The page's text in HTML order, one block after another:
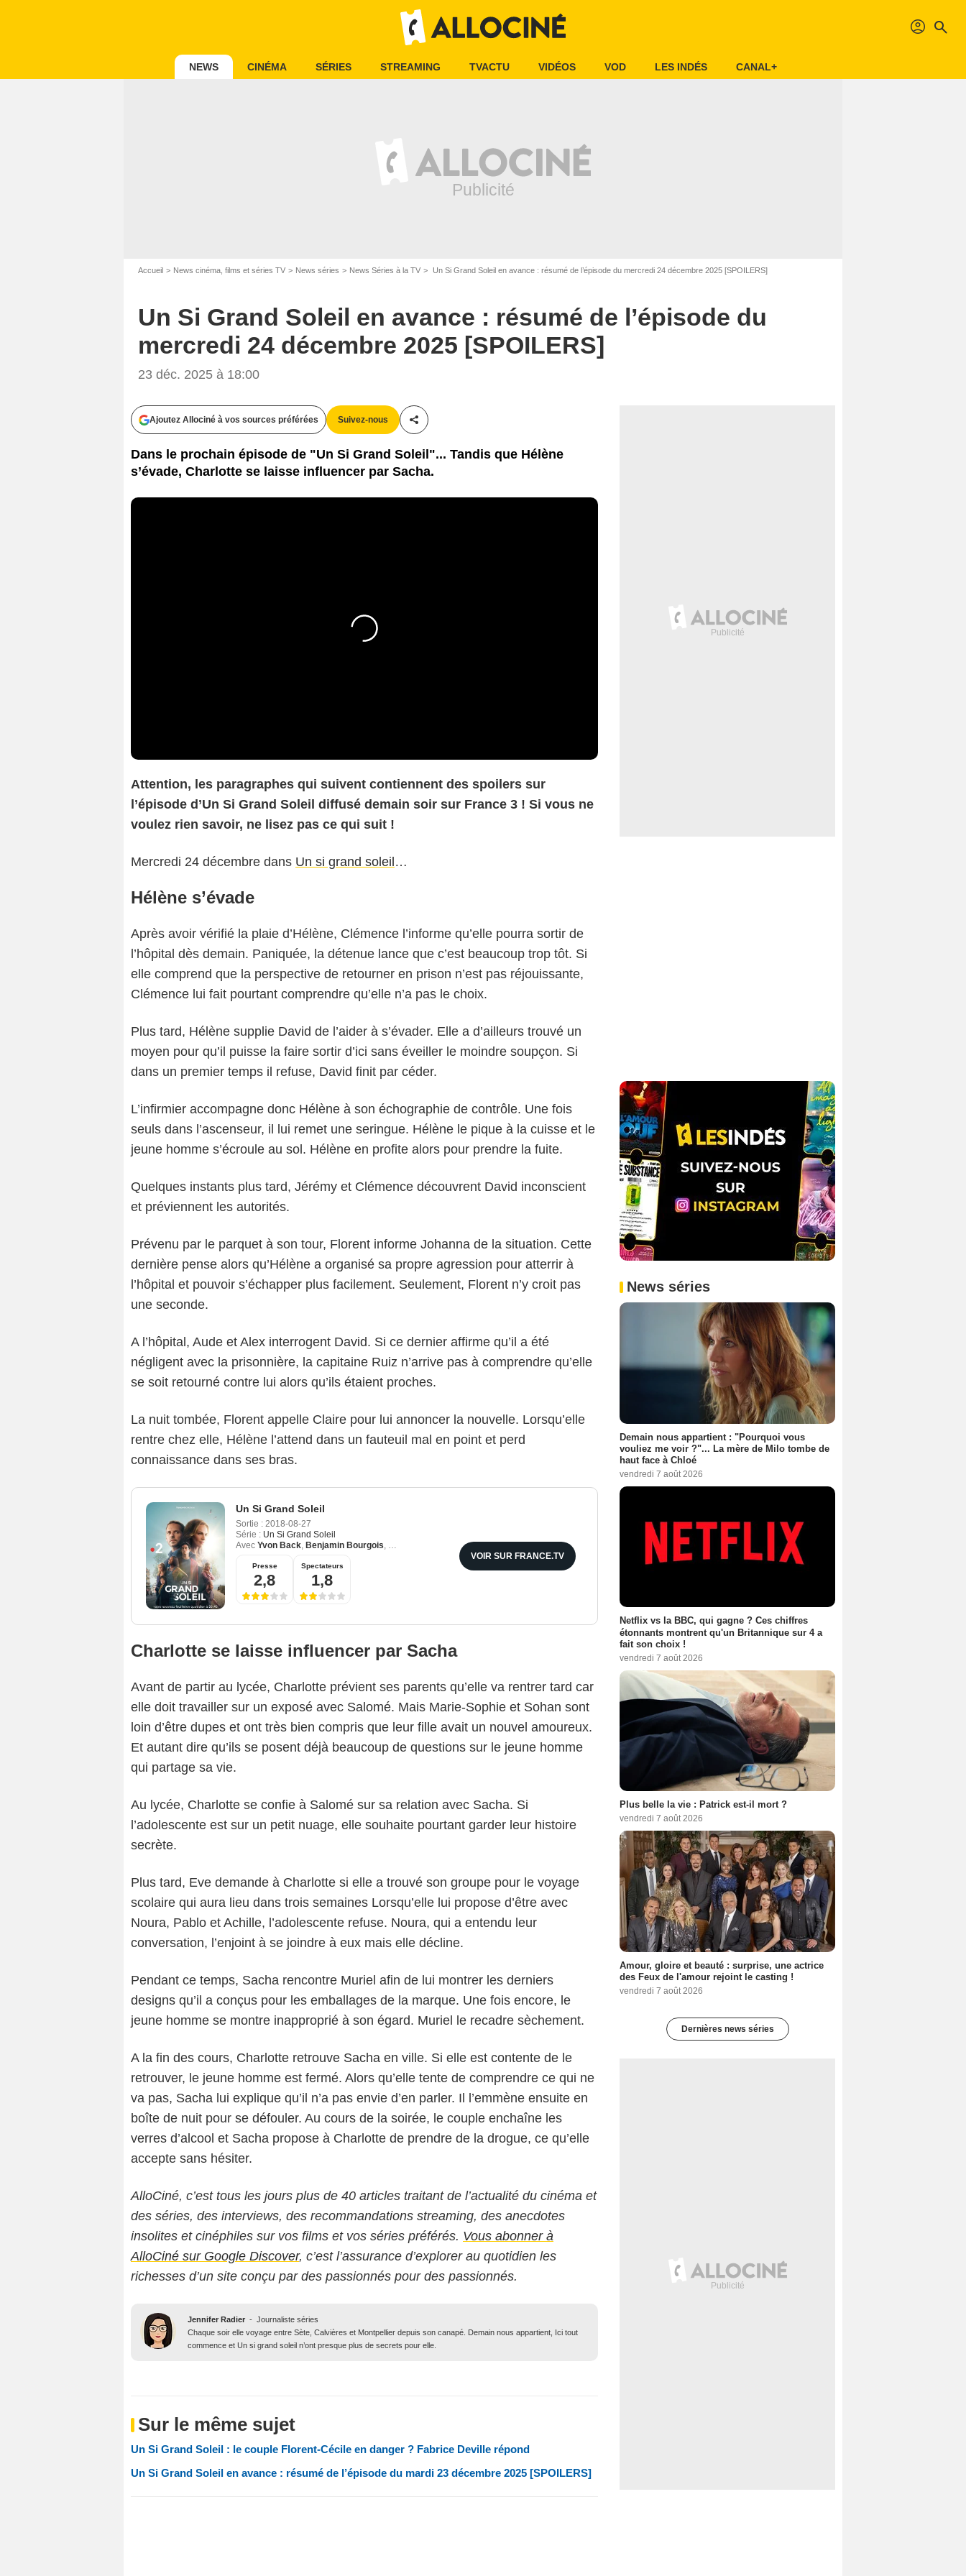
profil search
NEWS CINÉMA SÉRIES STREAMING TVACTU VIDÉOS VOD LES INDÉS CANAL+
Accueil News cinéma, films et séries TV News séries News Séries à la TV Un Si Grand Soleil en avance : résumé de l’épisode du mercredi 24 décembre 2025 [SPOILERS]
Un Si Grand Soleil en avance : résumé de l’épisode du
mercredi 24 décembre 2025 [SPOILERS]
23 déc. 2025 à 18:00
Ajoutez Allociné à vos sources préférées Suivez-nous
Partager cet article
Dans le prochain épisode de "Un Si Grand Soleil"... Tandis que Hélène
s’évade, Charlotte se laisse influencer par Sacha.
Attention, les paragraphes qui suivent contiennent des spoilers sur
l’épisode d’Un Si Grand Soleil diffusé demain soir sur France 3 ! Si vous ne
voulez rien savoir, ne lisez pas ce qui suit !
Mercredi 24 décembre dans Un si grand soleil …
Hélène s’évade
Après avoir vérifié la plaie d’Hélène, Clémence l’informe qu’elle pourra sortir de
l’hôpital dès demain. Paniquée, la détenue lance que c’est beaucoup trop tôt. Si
elle comprend que la perspective de retourner en prison n’est pas réjouissante,
Clémence lui fait pourtant comprendre qu’elle n’a pas le choix.
Plus tard, Hélène supplie David de l’aider à s’évader. Elle a d’ailleurs trouvé un
moyen pour qu’il puisse la faire sortir d’ici sans éveiller le moindre soupçon. Si
dans un premier temps il refuse, David finit par céder.
L’infirmier accompagne donc Hélène à son échographie de contrôle. Une fois
seuls dans l’ascenseur, il lui remet une seringue. Hélène le pique à la cuisse et le
jeune homme s’écroule au sol. Hélène en profite alors pour prendre la fuite.
Quelques instants plus tard, Jérémy et Clémence découvrent David inconscient
et préviennent les autorités.
Prévenu par le parquet à son tour, Florent informe Johanna de la situation. Cette
dernière pense alors qu’Hélène a organisé sa propre agression pour atterrir à
l’hôpital et pouvoir s’échapper plus facilement. Seulement, Florent n’y croit pas
une seconde.
A l’hôpital, Aude et Alex interrogent David. Si ce dernier affirme qu’il a été
négligent avec la prisonnière, la capitaine Ruiz n’arrive pas à comprendre qu’elle
se soit retourné contre lui alors qu’ils étaient proches.
La nuit tombée, Florent appelle Claire pour lui annoncer la nouvelle. Lorsqu’elle
rentre chez elle, Hélène l’attend dans un fauteuil mal en point et perd
connaissance dans ses bras.
Un Si Grand Soleil
Sortie : 2018-08-27
Série : Un Si Grand Soleil
Avec Yvon Back, Benjamin Bourgois, Emma Colberti
Presse
2,8
Spectateurs
1,8
VOIR SUR FRANCE.TV
Charlotte se laisse influencer par Sacha
Avant de partir au lycée, Charlotte prévient ses parents qu’elle va rentrer tard car
elle doit travailler sur un exposé avec Salomé. Mais Marie-Sophie et Sohan sont
loin d’être dupes et ont très bien compris que leur fille avait un nouvel amoureux.
Et autant dire qu’ils se posent déjà beaucoup de questions sur le jeune homme
qui partage sa vie.
Au lycée, Charlotte se confie à Salomé sur sa relation avec Sacha. Si
l’adolescente est sur un petit nuage, elle souhaite pourtant garder leur histoire
secrète.
Plus tard, Eve demande à Charlotte si elle a trouvé son groupe pour le voyage
scolaire qui aura lieu dans trois semaines Lorsqu’elle lui propose d’être avec
Noura, Pablo et Achille, l’adolescente refuse. Noura, qui a entendu leur
conversation, l’enjoint à se joindre à eux mais elle décline.
Pendant ce temps, Sacha rencontre Muriel afin de lui montrer les derniers
designs qu’il a conçus pour les emballages de la marque. Une fois encore, le
jeune homme se montre inapproprié à son égard. Muriel le recadre sèchement.
A la fin des cours, Charlotte retrouve Sacha en ville. Si elle est contente de le
retrouver, le jeune homme est fermé. Alors qu’elle tente de comprendre ce qui ne
va pas, Sacha lui explique qu’il n’a pas envie d’en parler. Il l’emmène ensuite en
boîte de nuit pour se défouler. Au cours de la soirée, le couple enchaîne les
verres d’alcool et Sacha propose à Charlotte de prendre de la drogue, ce qu’elle
accepte sans hésiter.
AlloCiné, c’est tous les jours plus de 40 articles traitant de l’actualité du cinéma et
des séries, des interviews, des recommandations streaming, des anecdotes
insolites et cinéphiles sur vos films et vos séries préférés. Vous abonner à
AlloCiné sur Google Discover, c’est l’assurance d’explorer au quotidien les
richesses d’un site conçu par des passionnés pour des passionnés.
Jennifer Radier - Journaliste séries
Chaque soir elle voyage entre Sète, Calvières et Montpellier depuis son canapé. Demain nous appartient, Ici tout
commence et Un si grand soleil n’ont presque plus de secrets pour elle.
Sur le même sujet
Un Si Grand Soleil : le couple Florent-Cécile en danger ? Fabrice Deville répond
Un Si Grand Soleil en avance : résumé de l’épisode du mardi 23 décembre 2025 [SPOILERS]
News séries
Demain nous appartient : "Pourquoi vous
vouliez me voir ?"... La mère de Milo tombe de
haut face à Chloé
vendredi 7 août 2026
Netflix vs la BBC, qui gagne ? Ces chiffres
étonnants montrent qu'un Britannique sur 4 a
fait son choix !
vendredi 7 août 2026
Plus belle la vie : Patrick est-il mort ?
vendredi 7 août 2026
Amour, gloire et beauté : surprise, une actrice
des Feux de l'amour rejoint le casting !
vendredi 7 août 2026
Dernières news séries